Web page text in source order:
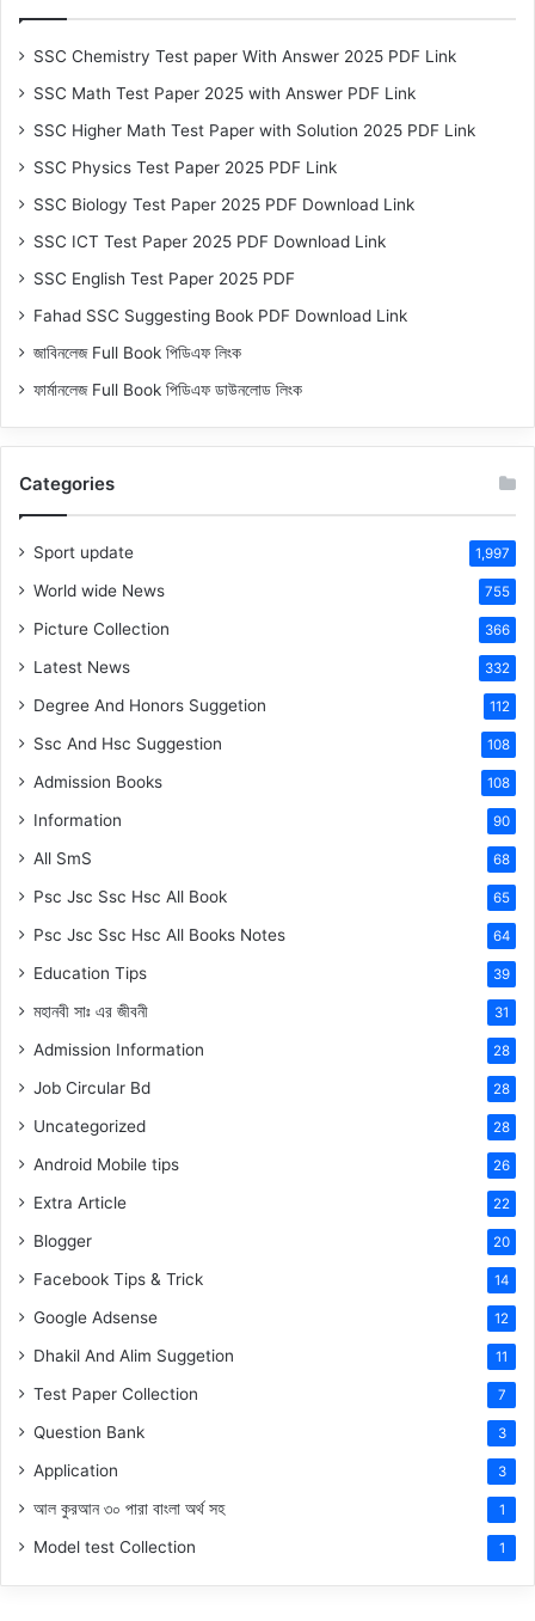
SSC Chemistry Test paper With Answer 2025 PDF Link
SSC Math Test Paper 2025 with Answer PDF Link
SSC Higher Math Test Paper with Solution 2025 PDF Link
SSC Physics Test Paper 2025 PDF Link
SSC Biology Test Paper 2025 PDF Download Link
SSC ICT Test Paper 2025 PDF Download Link
SSC English Test Paper 2025 PDF
Fahad SSC Suggesting Book PDF Download Link
জাবিনলেজ Full Book পিডিএফ লিংক
ফার্মানলেজ Full Book পিডিএফ ডাউনলোড লিংক
Categories
Sport update 1,997
World wide News 755
Picture Collection 366
Latest News 332
Degree And Honors Suggetion 112
Ssc And Hsc Suggestion 108
Admission Books 108
Information 90
All SmS 68
Psc Jsc Ssc Hsc All Book 65
Psc Jsc Ssc Hsc All Books Notes 64
Education Tips 39
মহানবী সাঃ এর জীবনী 31
Admission Information 28
Job Circular Bd 28
Uncategorized 28
Android Mobile tips 26
Extra Article 22
Blogger 20
Facebook Tips & Trick 14
Google Adsense 12
Dhakil And Alim Suggetion 11
Test Paper Collection 7
Question Bank 3
Application 3
আল কুরআন ৩০ পারা বাংলা অর্থ সহ 1
Model test Collection 1